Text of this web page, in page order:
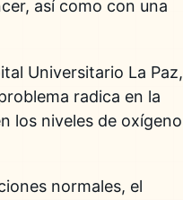
así como con una
Universitario La Paz,
radica en la
los niveles de oxígeno
normales, el